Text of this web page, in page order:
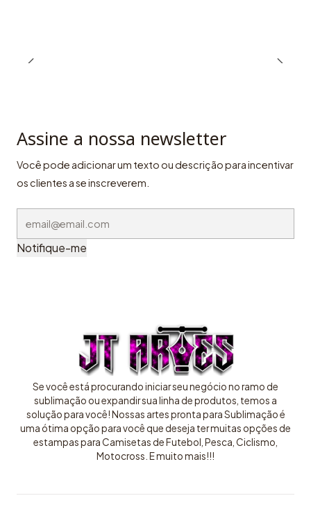
Assine a nossa newsletter
Você pode adicionar um texto ou descrição para incentivar
os clientes a se inscreverem.
Notifique-me
Se você está procurando iniciar seu negócio no ramo de
sublimação ou expandir sua linha de produtos, temos a
solução para você! Nossas artes pronta para Sublimação é
uma ótima opção para você que deseja ter muitas opções de
estampas para Camisetas de Futebol, Pesca, Ciclismo,
Motocross. E muito mais!!!